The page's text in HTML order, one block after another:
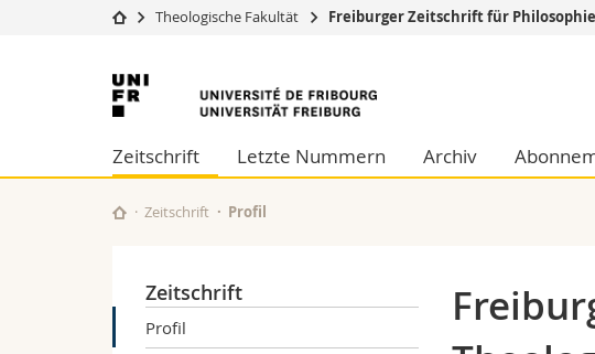
Universität
Studium
Forschung
Universität
Weiterbildung
Wirtschafts- und
Philosophische Fak.
Theologische Fakultät Freiburger Zeitschrift für
Universität
Freiburg
Zeitschrift Letzte Nummern Archiv
Zeitschrift Profil
Zeitschrift
Profil